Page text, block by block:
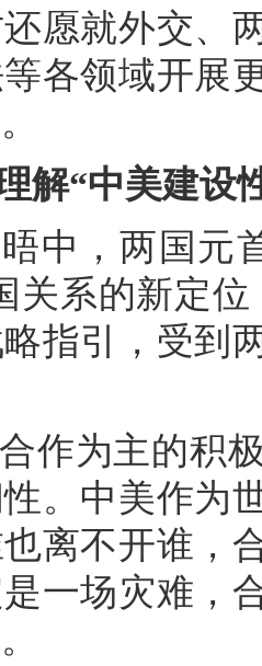
愿就外交、
各领域开展
解“中美建设
中，两国元
关系的新定
指引，受到
作为主的积
。中美作为
离不开谁，
一场灾难，